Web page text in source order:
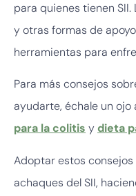
para quienes tienen
y otras formas de
herramientas para
Para más consejos
ayudarte, échale un
para la colitis y dieta
Adoptar estos
achaques del SII,